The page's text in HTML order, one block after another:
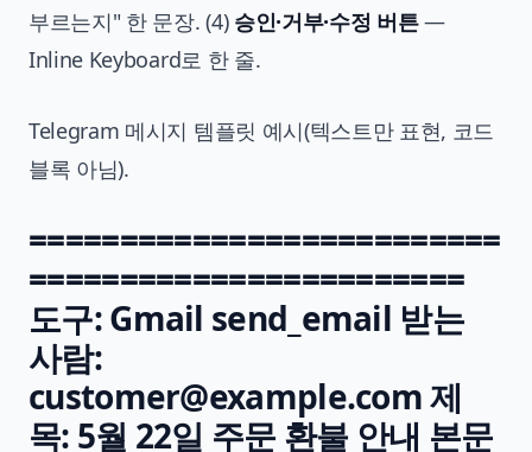
부르는지" 한 문장. (4) 승인·거부·수정 버튼—
Inline Keyboard로 한 줄.
Telegram 메시지 템플릿 예시(텍스트만 표현, 코드
블록 아님).
==========================
========================
도구: Gmail send_email 받는
사람:
customer@example.com제
목: 5월 22일 주문 환불 안내 본문